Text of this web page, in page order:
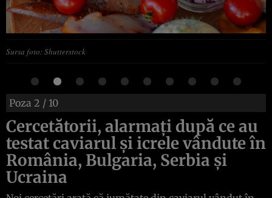
Sursa foto: Shutterstock
Poza 2 / 10
Cercetătorii, alarmați după ce au
testat caviarul și icrele vândute în
România, Bulgaria, Serbia și
Ucraina